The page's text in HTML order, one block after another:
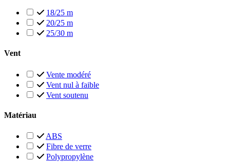
18/25 m
20/25 m
25/30 m
Vent
Vente modéré
Vent nul à faible
Vent soutenu
Matériau
ABS
Fibre de verre
Polypropylène